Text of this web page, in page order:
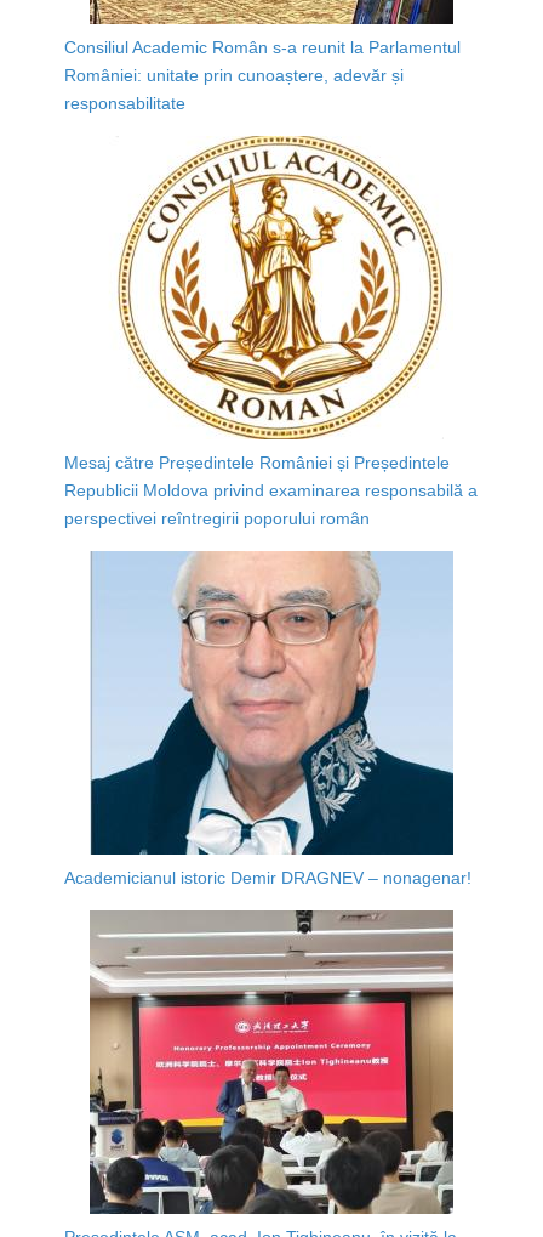
Consiliul Academic Român s-a reunit la Parlamentul
României: unitate prin cunoaștere, adevăr și
responsabilitate
Mesaj către Președintele României și Președintele
Republicii Moldova privind examinarea responsabilă a
perspectivei reîntregirii poporului român
Academicianul istoric Demir DRAGNEV – nonagenar!